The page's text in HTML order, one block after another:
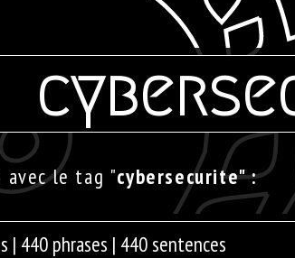
avec le tag "cybersecurite" :
| 440 phrases | 440 sentences